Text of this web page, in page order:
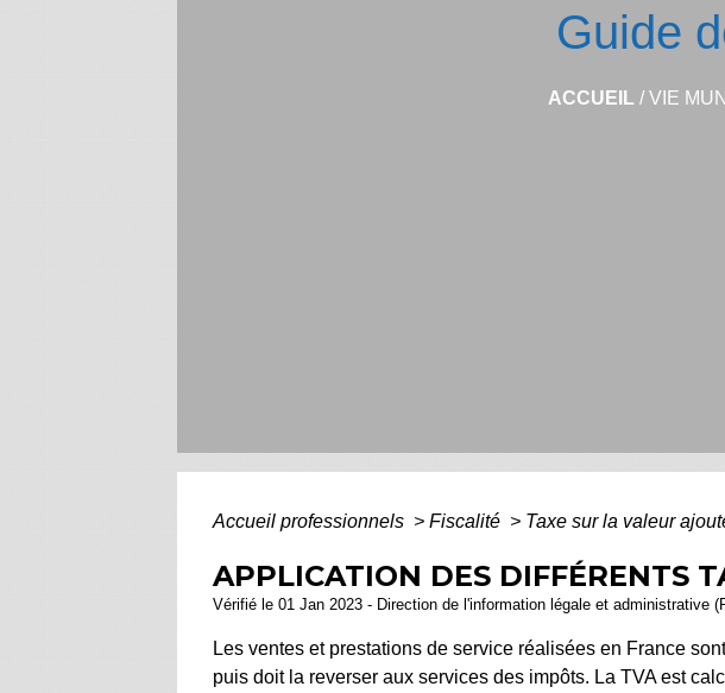
Guide
ACCUEIL /VIE
Accueil professionnels > Fiscalité > Taxe sur la valeur
APPLICATION DES DIFFÉRENTS
Vérifié le 01 Jan 2023 - Direction de l'information légale et administrative
Les ventes et prestations de service réalisées en France
puis doit la reverser aux services des impôts. La TVA est